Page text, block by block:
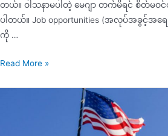
တယ်။ ဝါသနာမပါတဲ့ မေဂျာ တက်မိရင် စိတ်မဝ
ပါတယ်။ Job opportunities (အလုပ်အခွင့်အရေ
ကို …
Read More »